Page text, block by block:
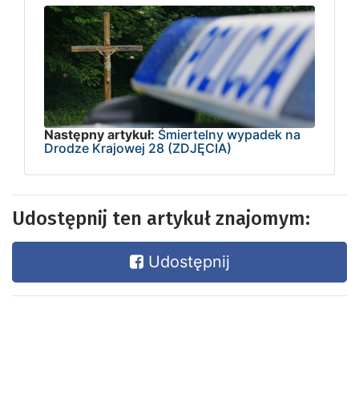
Następny artykuł: Śmiertelny wypadek na
Drodze Krajowej 28 (ZDJĘCIA)
Udostępnij ten artykuł znajomym:
Udostępnij